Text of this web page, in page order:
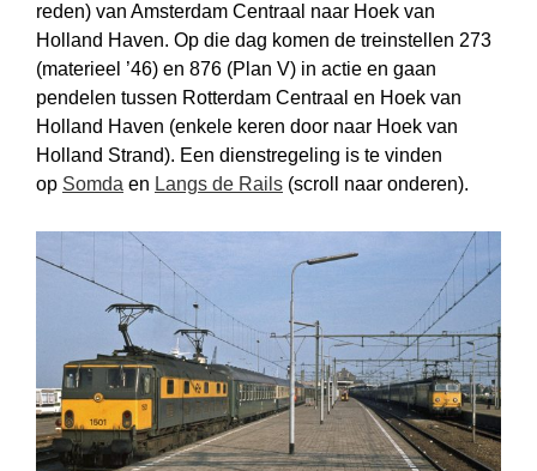
reden) van Amsterdam Centraal naar Hoek van
Holland Haven. Op die dag komen de treinstellen 273
(materieel ’46) en 876 (Plan V) in actie en gaan
pendelen tussen Rotterdam Centraal en Hoek van
Holland Haven (enkele keren door naar Hoek van
Holland Strand). Een dienstregeling is te vinden
op Somda en Langs de Rails (scroll naar onderen).